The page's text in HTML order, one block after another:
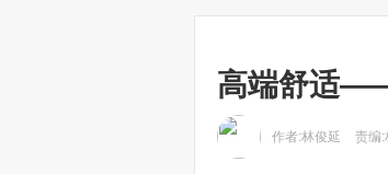
高端舒适
作者:林俊延 责编: